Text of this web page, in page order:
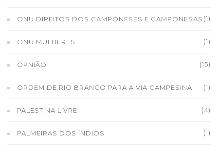
ONU DIREITOS DOS CAMPONESES E CAMPONESAS (1)
ONU MULHERES (1)
OPNIÃO (15)
ORDEM DE RIO BRANCO PARA A VIA CAMPESINA (1)
PALESTINA LIVRE (3)
PALMEIRAS DOS ÍNDIOS (1)